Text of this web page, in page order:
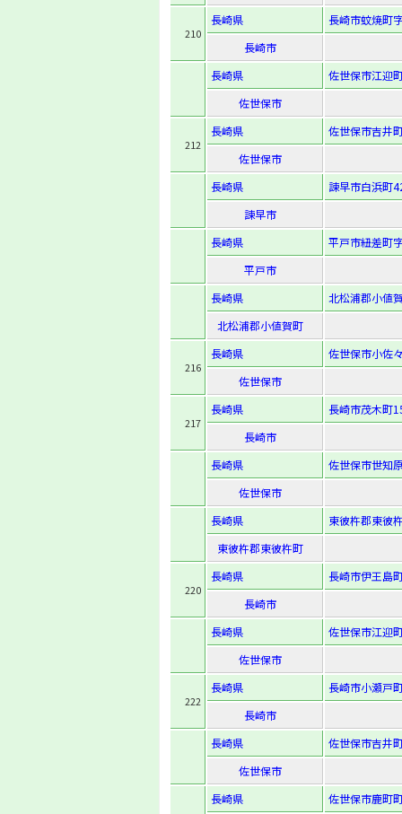
210
長崎県
長崎市蚊焼町
長崎市
長崎県
佐世保市江迎
佐世保市
212
長崎県
佐世保市吉井
佐世保市
長崎県
諫早市白浜町
諫早市
長崎県
平戸市紐差町
平戸市
長崎県
北松浦郡小値
北松浦郡小値賀町
216
長崎県
佐世保市小佐
佐世保市
217
長崎県
長崎市茂木町
長崎市
長崎県
佐世保市世知
佐世保市
長崎県
東彼杵郡東彼
東彼杵郡東彼杵町
220
長崎県
長崎市伊王島
長崎市
長崎県
佐世保市江迎
佐世保市
222
長崎県
長崎市小瀬戸
長崎市
長崎県
佐世保市吉井
佐世保市
長崎県
佐世保市鹿町